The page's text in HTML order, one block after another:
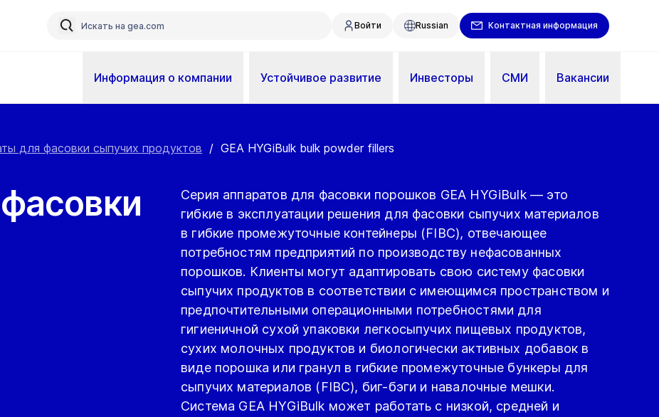
Войти Russian Контактная информация
Информация о компании Устойчивое развитие Инвесторы СМИ Вакансии
для фасовки сыпучих продуктов / GEA HYGiBulk bulk powder fillers
Серия аппаратов для фасовки порошков GEA HYGiBulk — это
гибкие в эксплуатации решения для фасовки сыпучих материалов
в гибкие промежуточные контейнеры (FIBC), отвечающее
потребностям предприятий по производству нефасованных
порошков. Клиенты могут адаптировать свою систему фасовки
сыпучих продуктов в соответствии с имеющимся пространством и
предпочтительными операционными потребностями для
гигиеничной сухой упаковки легкосыпучих пищевых продуктов,
сухих молочных продуктов и биологически активных добавок в
виде порошка или гранул в гибкие промежуточные бункеры для
сыпучих материалов (FIBC), биг-бэги и навалочные мешки.
Система GEA HYGiBulk может работать с низкой, средней и